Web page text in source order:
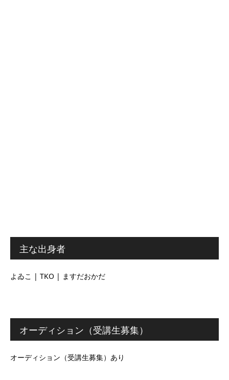
主な出身者
よゐこ | TKO | ますだおかだ
オーディション（受講生募集）
オーディション（受講生募集）あり